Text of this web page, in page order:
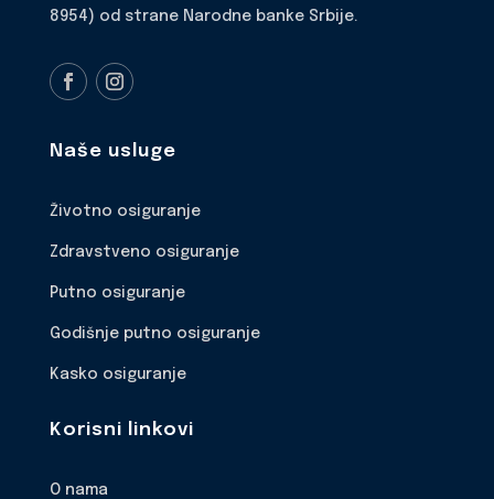
8954) od strane Narodne banke Srbije.
Naše usluge
Životno osiguranje
Zdravstveno osiguranje
Putno osiguranje
Godišnje putno osiguranje
Kasko osiguranje
Korisni linkovi
O nama